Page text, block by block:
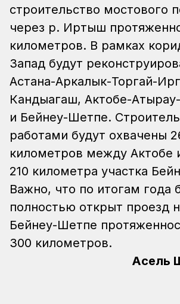
строительство мостового
через р. Иртыш
километров. В рамках
Запад будут
Астана-Аркалык-Торгай-
Кандыагаш, Актобе-
и Бейнеу-Шетпе.
работами будут охвачены
километров между Актобе
210 километра участка
Важно, что по итогам года
полностью открыт проезд
Бейнеу-Шетпе
300 километров.
Асель